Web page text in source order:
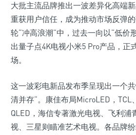
大批主流品牌推出一波差异化高端
重获用户信任，成为推动市场反弹
轮“冲高浪潮”中，过去一向以“低价
出量子点4K电视小米5 Pro产品，正
场。
这一波彩电新品发布季呈现出一个
清并存”。康佳布局MicroLED，TCL
QLED，海信专著激光电视、飞利浦
视、三星则瞄准艺术电视。各品牌